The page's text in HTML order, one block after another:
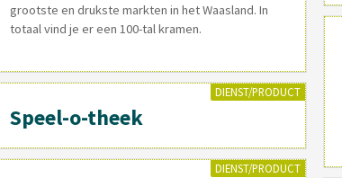
grootste en drukste markten in het Waasland. In
totaal vind je er een 100-tal kramen.
DIENST/PRODUCT
Speel-o-theek
DIENST/PRODUCT